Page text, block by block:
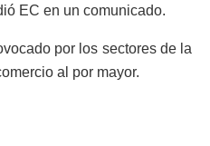
EC en un comunicado.
por los sectores de la
al por mayor.